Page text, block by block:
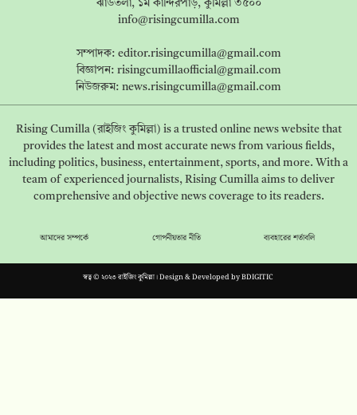
ঝাউতলা, ১ম কান্দিরপাড়, কুমিল্লা ৩৫০০
info@risingcumilla.com
সম্পাদক: editor.risingcumilla@gmail.com
বিজ্ঞাপন: risingcumillaofficial@gmail.com
নিউজরুম: news.risingcumilla@gmail.com
Rising Cumilla (রাইজিং কুমিল্লা) is a trusted online news website that
provides the latest and most accurate news from various fields,
including politics, business, entertainment, sports, and more. With a
team of experienced journalists, Rising Cumilla aims to deliver
comprehensive and objective news coverage to its readers.
আমাদের সম্পর্কে গোপনীয়তার নীতি ব্যবহারের শর্তাবলি
স্বত্ব © ২০২৩ রাইজিং কুমিল্লা। Design & Developed byBDIGITIC